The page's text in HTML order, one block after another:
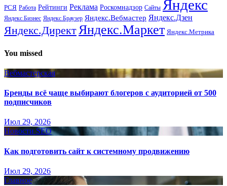
РСЯ Работа Рейтинги Реклама Роскомнадзор Сайты Яндекс
Яндекс.Бизнес Яндекс.Браузер Яндекс.Вебмастер Яндекс.Дзен
Яндекс.ДиректЯндекс.Маркет Яндекс.Метрика
You missed
Вебмастерская
Бренды всё чаще выбирают блогеров с аудиторией от 500
подписчиков
Июл 29, 2026
Новости SEO
Как подготовить сайт к системному продвижению
Июл 29, 2026
Главное